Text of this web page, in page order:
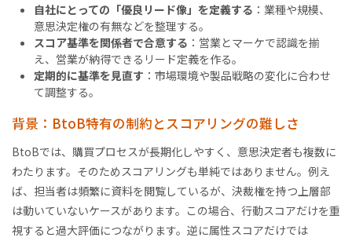
自社にとっての「優良リード像」を定義する ：業種や規模、
意思決定権の有無などを整理する。
スコア基準を関係者で合意する ：営業とマーケで認識を揃
え、営業が納得できるリード定義を作る。
定期的に基準を見直す ：市場環境や製品戦略の変化に合わせ
て調整する。
背景：BtoB特有の制約とスコアリングの難しさ
BtoBでは、購買プロセスが長期化しやすく、意思決定者も複数に
わたります。そのためスコアリングも単純ではありません。例え
ば、担当者は頻繁に資料を閲覧しているが、決裁権を持つ上層部
は動いていないケースがあります。この場合、行動スコアだけを重
視すると過大評価につながります。逆に属性スコアだけでは